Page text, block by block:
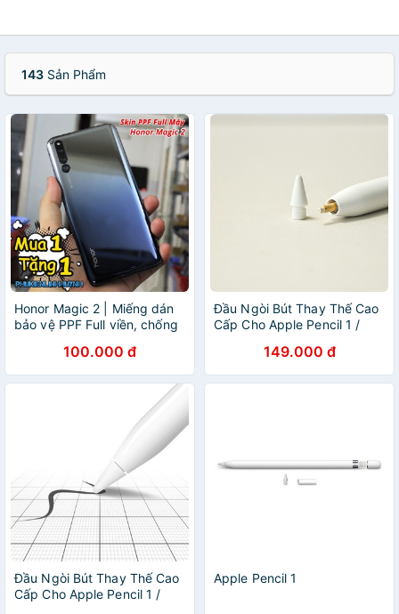
143 Sản Phẩm
Honor Magic 2 | Miếng dán
bảo vệ PPF Full viền, chống
dự phòng và bộ dán).
100.000 đ
Đầu Ngòi Bút Thay Thế Cao
Cấp Cho Apple Pencil 1 /
149.000 đ
Đầu Ngòi Bút Thay Thế Cao
Cấp Cho Apple Pencil 1 /
Apple Pencil 1